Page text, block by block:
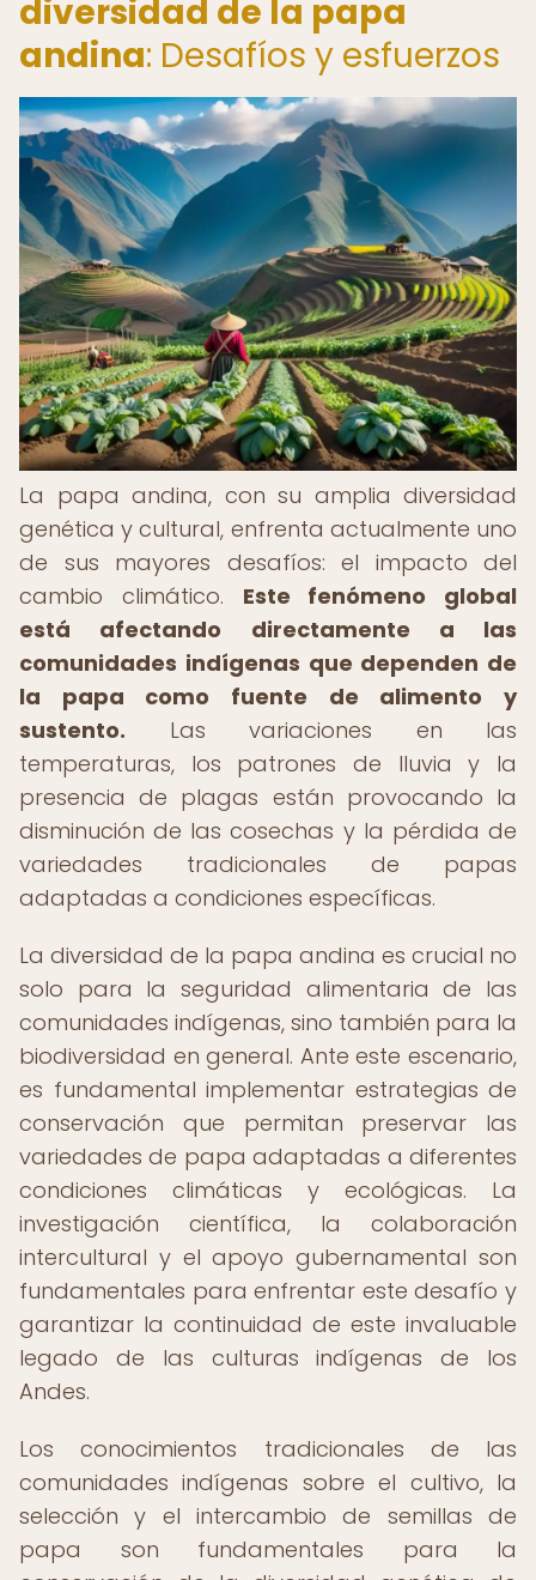
diversidad de la papa
andina: Desafíos y esfuerzos
La papa andina, con su amplia diversidad
genética y cultural, enfrenta actualmente uno
de sus mayores desafíos: el impacto del
cambio climático. Este fenómeno global
está afectando directamente a las
comunidades indígenas que dependen de
la papa como fuente de alimento y
sustento. Las variaciones en las
temperaturas, los patrones de lluvia y la
presencia de plagas están provocando la
disminución de las cosechas y la pérdida de
variedades tradicionales de papas
adaptadas a condiciones específicas.
La diversidad de la papa andina es crucial no
solo para la seguridad alimentaria de las
comunidades indígenas, sino también para la
biodiversidad en general. Ante este escenario,
es fundamental implementar estrategias de
conservación que permitan preservar las
variedades de papa adaptadas a diferentes
condiciones climáticas y ecológicas. La
investigación científica, la colaboración
intercultural y el apoyo gubernamental son
fundamentales para enfrentar este desafío y
garantizar la continuidad de este invaluable
legado de las culturas indígenas de los
Andes.
Los conocimientos tradicionales de las
comunidades indígenas sobre el cultivo, la
selección y el intercambio de semillas de
papa son fundamentales para la